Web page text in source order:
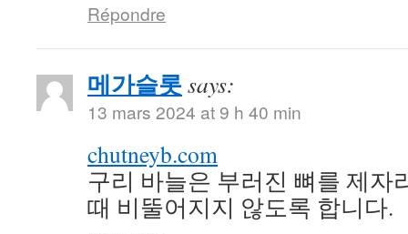
Répondre
메가슬롯says:
13 mars 2024 at 9 h 40 min
chutneyb.com
구리 바늘은 부러진 뼈를 제자
때 비뚤어지지 않도록 합니다.